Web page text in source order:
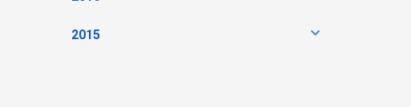
2015